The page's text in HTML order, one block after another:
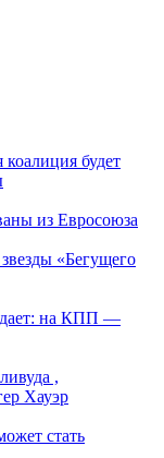
будет
из Евросоюза
«Бегущего
на КПП —
,
Хауэр
стать